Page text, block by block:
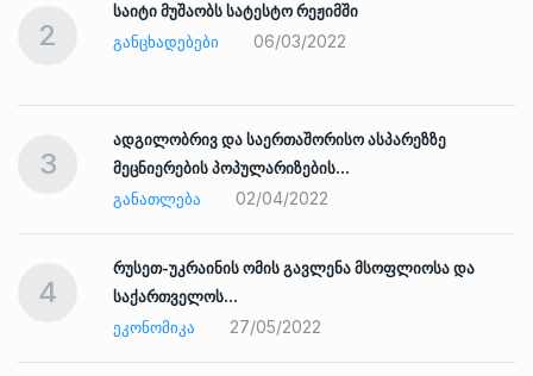
2
საიტი მუშაობს სატესტო რეჟიმში
ᲒᲐᲜᲪᲮᲐᲓᲔᲑᲔᲑᲘ
06/03/2022
3
ადგილობრივ და საერთაშორისო ასპარეზზე
მეცნიერების პოპულარიზების…
ᲒᲐᲜᲐᲗᲚᲔᲑᲐ
02/04/2022
4
რუსეთ-უკრაინის ომის გავლენა მსოფლიოსა და
საქართველოს…
ᲔᲙᲝᲜᲝᲛᲘᲙᲐ
27/05/2022